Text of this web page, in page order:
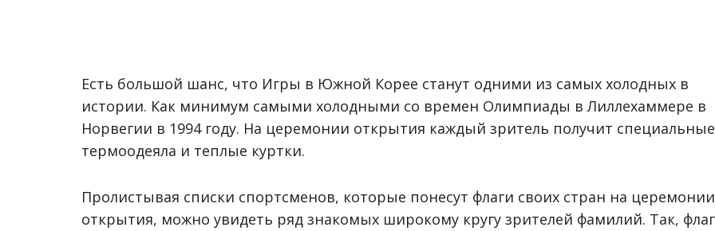
Есть большой шанс, что Игры в Южной Корее станут одними из самых холодных в
истории. Как минимум самыми холодными со времен Олимпиады в Лиллехаммере в
Норвегии в 1994 году. На церемонии открытия каждый зритель получит специальные
термоодеяла и теплые куртки.
Пролистывая списки спортсменов, которые понесут флаги своих стран на церемонии
открытия, можно увидеть ряд знакомых широкому кругу зрителей фамилий. Так,